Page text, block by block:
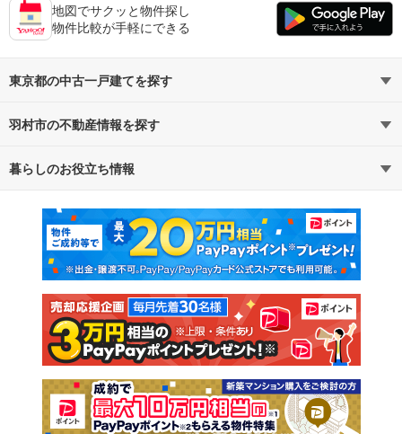
地図でサクッと物件探し
物件比較が手軽にできる
東京都の中古一戸建てを探す
路線・駅から探す
通勤・通学時間から探す
羽村市の不動産情報を探す
不動産・住宅
新築マンション 中古マンション
新築一戸建て 中古一戸建て
注文住宅 土地
売却査定
暮らしのお役立ち情報
マンションカタログ 教えて！住まいの先生